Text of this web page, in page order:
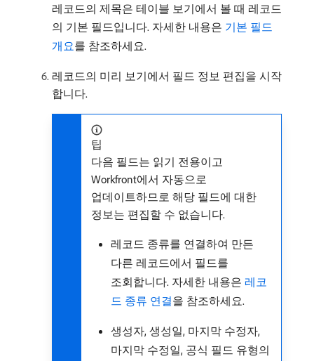
레코드의 제목은 테이블 보기에서 볼 때 레코드
의 기본 필드입니다. 자세한 내용은 기본 필드
개요를 참조하세요.
레코드의 미리 보기에서 필드 정보 편집을 시작
합니다.
팁
다음 필드는 읽기 전용이고
Workfront에서 자동으로
업데이트하므로 해당 필드에 대한
정보는 편집할 수 없습니다.
레코드 종류를 연결하여 만든
다른 레코드에서 필드를
조회합니다. 자세한 내용은 레코
드 종류 연결을 참조하세요.
생성자, 생성일, 마지막 수정자,
마지막 수정일, 공식 필드 유형의